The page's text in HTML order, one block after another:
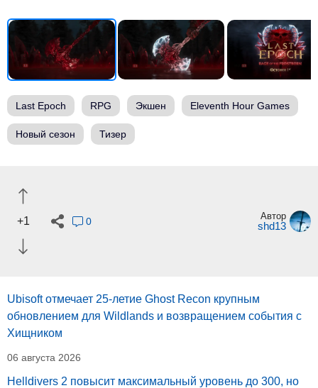
Last Epoch RPG Экшен Eleventh Hour Games
Новый сезон Тизер
+1 0 Автор
shd13
Ubisoft отмечает 25-летие Ghost Recon крупным
обновлением для Wildlands и возвращением события с
Хищником
06 августа 2026
Helldivers 2 повысит максимальный уровень до 300, но